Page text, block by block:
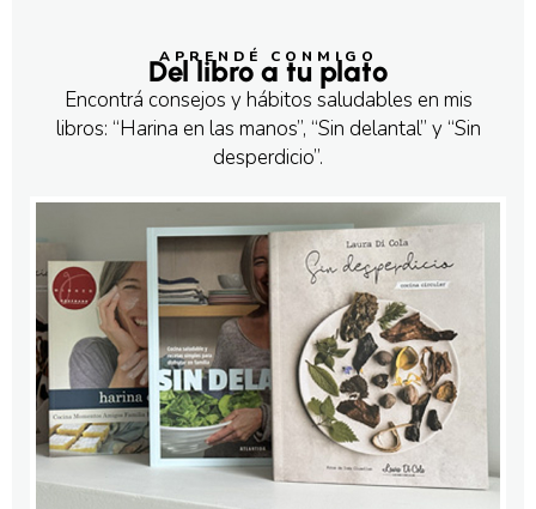
APRENDÉ CONMIGO
Del libro a tu plato
Encontrá consejos y hábitos saludables en mis
libros: “Harina en las manos”, “Sin delantal” y “Sin
desperdicio”.